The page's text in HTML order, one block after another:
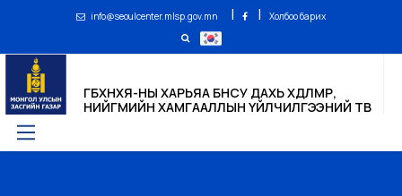
info@seoulcenter.mlsp.gov.mn | | Холбоо барих
ГБХНХЯ-НЫ ХАРЬЯА БНСУ ДАХЬ ХӨДӨЛМӨР,
НИЙГМИЙН ХАМГААЛЛЫН ҮЙЛЧИЛГЭЭНИЙ ТӨВ